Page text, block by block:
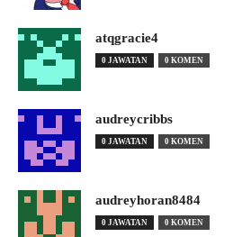
atqgracie4
0 JAWATAN 0 KOMEN
audreycribbs
0 JAWATAN 0 KOMEN
audreyhoran8484
0 JAWATAN 0 KOMEN